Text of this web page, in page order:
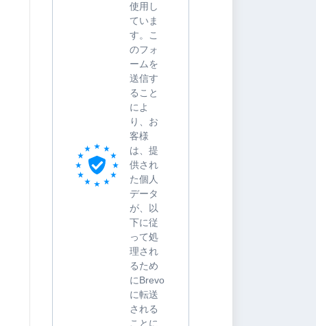
使用し
ていま
す。こ
のフォ
ームを
送信す
ること
によ
り、お
客様
は、提
供され
た個人
データ
が、以
下に従
って処
理され
るため
にBrevo
に転送
される
ことに